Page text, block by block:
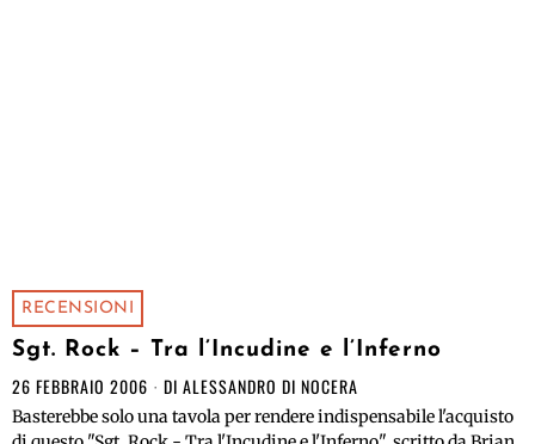
RECENSIONI
Sgt. Rock – Tra l’Incudine e l’Inferno
26 FEBBRAIO 2006 DI ALESSANDRO DI NOCERA
Basterebbe solo una tavola per rendere indispensabile l'acquisto